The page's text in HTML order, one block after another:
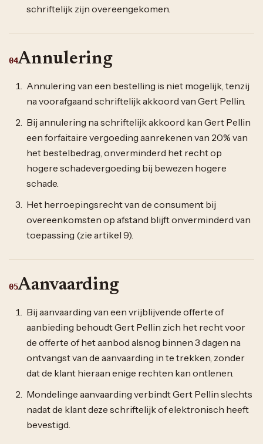
schriftelijk zijn overeengekomen.
04Annulering
Annulering van een bestelling is niet mogelijk, tenzij
na voorafgaand schriftelijk akkoord van Gert Pellin.
Bij annulering na schriftelijk akkoord kan Gert Pellin
een forfaitaire vergoeding aanrekenen van 20% van
het bestelbedrag, onverminderd het recht op
hogere schadevergoeding bij bewezen hogere
schade.
Het herroepingsrecht van de consument bij
overeenkomsten op afstand blijft onverminderd van
toepassing (zie artikel 9).
05Aanvaarding
Bij aanvaarding van een vrijblijvende offerte of
aanbieding behoudt Gert Pellin zich het recht voor
de offerte of het aanbod alsnog binnen 3 dagen na
ontvangst van de aanvaarding in te trekken, zonder
dat de klant hieraan enige rechten kan ontlenen.
Mondelinge aanvaarding verbindt Gert Pellin slechts
nadat de klant deze schriftelijk of elektronisch heeft
bevestigd.